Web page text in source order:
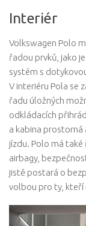
Interiér
Volkswagen Polo
řadou prvků, jako
systém s
V interiéru Pola se
řadu úložných
odkládacích
a kabina prostorná
jízdu. Polo má
airbagy,
jistě postará o
volbou pro ty, kteří